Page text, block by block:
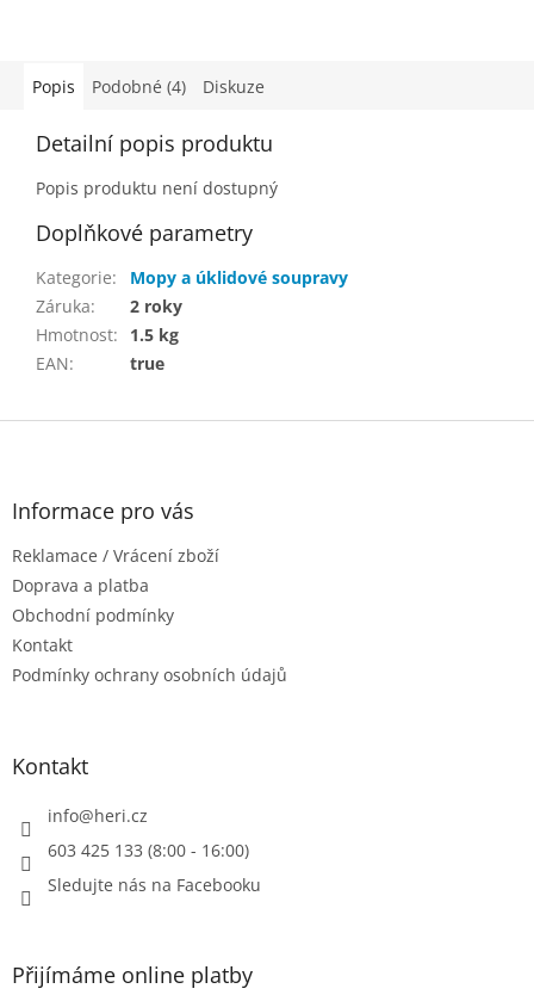
Popis Podobné (4) Diskuze
Detailní popis produktu
Popis produktu není dostupný
Doplňkové parametry
Kategorie:
Mopy a úklidové soupravy
Záruka:
2 roky
Hmotnost:
1.5 kg
EAN: true
Z
Informace pro vás
Reklamace / Vrácení zboží
Doprava a platba
Obchodní podmínky
Kontakt
Podmínky ochrany osobních údajů
Kontakt
info@heri.cz
603 425 133 (8:00 - 16:00)
Sledujte nás na Facebooku
Přijímáme online platby